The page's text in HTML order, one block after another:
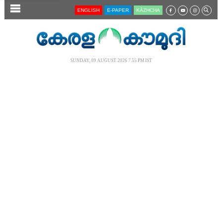
SECTIONS ENGLISH E-PAPER KĀZHCHA
SUNDAY, 09 AUGUST 2026 7.55 PM IST